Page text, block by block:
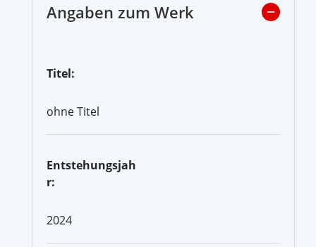
Angaben zum Werk
Titel:
ohne Titel
Entstehungsjah
r:
2024